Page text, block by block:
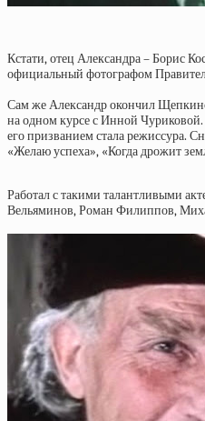
Кстати, отец Александра – Борис
официальный фотографом
Сам же Александр окончил
на одном курсе с Инной
его призванием стала режиссура.
«Желаю успеха», «Когда дрожит
Работал с такими талантливыми
Вельяминов, Роман Филиппов,